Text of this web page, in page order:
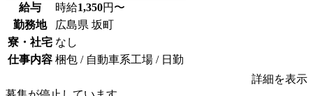
給与 時給1,350円〜
勤務地
広島県 坂町
寮・社宅 なし
仕事内容 梱包 / 自動車系工場 / 日勤
詳細を表示